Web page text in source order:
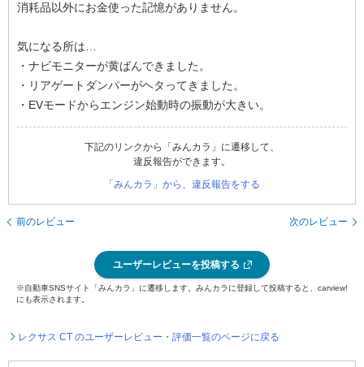
消耗品以外にお金使った記憶がありません。
気になる所は…
・ナビモニターが黄ばんできました。
・リアゲートダンパーがヘタってきました。
・EVモードからエンジン始動時の振動が大きい。
下記のリンクから「みんカラ」に遷移して、
違反報告ができます。
「みんカラ」から、違反報告をする
前のレビュー 次のレビュー
ユーザーレビューを投稿する
※自動車SNSサイト「みんカラ」に遷移します。みんカラに登録して投稿すると、carview!
にも表示されます。
レクサス CT のユーザーレビュー・評価一覧のページに戻る